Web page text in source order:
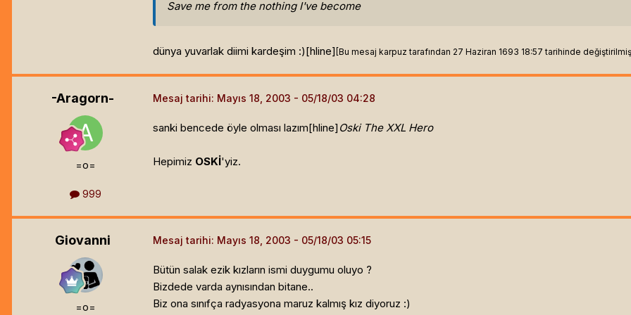
Save me from the nothing I've become
dünya yuvarlak diimi kardeşim :)[hline] [Bu mesaj karpuz tarafından 27 Haziran 1693 18:57 tarihinde
-Aragorn-
=o=
999
Mesaj tarihi: Mayıs 18, 2003
sanki bencede öyle olması lazım[hline] Oski The XXL Hero
Hepimiz OSKİ'yiz.
Giovanni
=o=
Mesaj tarihi: Mayıs 18, 2003
Bütün salak ezik kızların ismi duygumu oluyo ?
Bizdede varda aynısından bitane..
Biz ona sınıfça radyasyona maruz kalmış kız diyoruz :)